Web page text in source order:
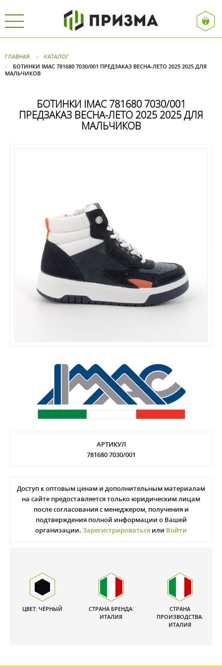
ГЛАВНАЯ
КАТАЛОГ
БОТИНКИ IMAC 781680 7030/001 ПРЕДЗАКАЗ ВЕСНА-ЛЕТО 2025 2025 ДЛЯ
МАЛЬЧИКОВ
БОТИНКИ IMAC 781680 7030/001
ПРЕДЗАКАЗ ВЕСНА-ЛЕТО 2025 2025 ДЛЯ
МАЛЬЧИКОВ
АРТИКУЛ
781680 7030/001
Доступ к оптовым ценам и дополнительным материалам
на сайте предоставляется только юридическим лицам
после согласования с менеджером, получения и
подтверждения полной информации о Вашей
организации. Зарегистрироваться или Войти
ЦВЕТ: ЧЁРНЫЙ
СТРАНА БРЕНДА:
ИТАЛИЯ
СТРАНА
ПРОИЗВОДСТВА:
ИТАЛИЯ